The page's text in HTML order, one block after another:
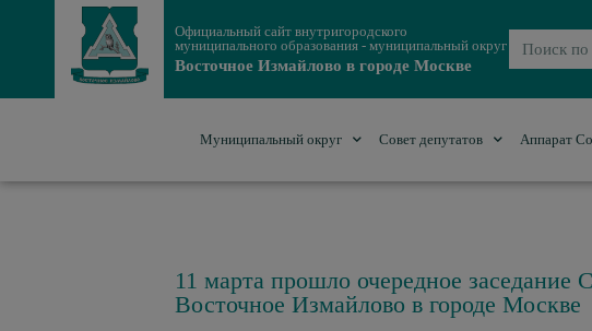
Официальный сайт внутригородского
муниципального образования - муниципальный округ
Восточное Измайлово в городе Москве
Муниципальный округ Совет депутатов Аппарат
11 марта прошло очередное заседание
Восточное Измайлово в городе Москве